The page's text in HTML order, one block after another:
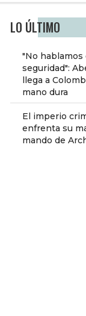
LO ÚLTIMO
"No hablamos
seguridad":
llega a
mano dura
El imperio
enfrenta su
mando de